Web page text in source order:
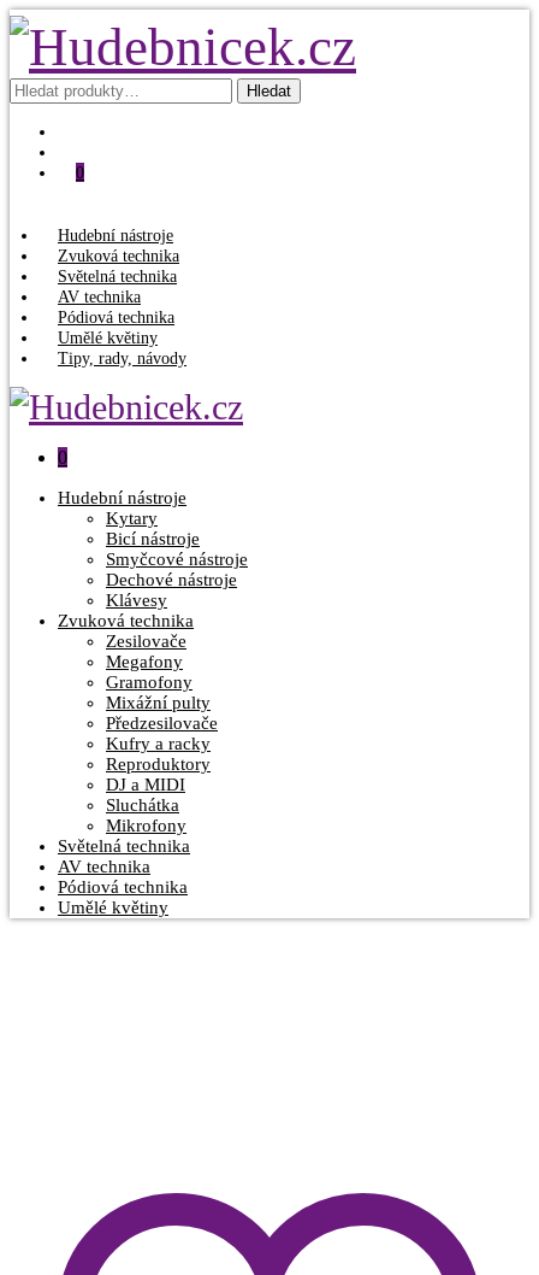
Hledat: Hledat
0
Hudební nástroje
Zvuková technika
Světelná technika
AV technika
Pódiová technika
Umělé květiny
Tipy, rady, návody
0
Hudební nástroje
Kytary
Bicí nástroje
Smyčcové nástroje
Dechové nástroje
Klávesy
Zvuková technika
Zesilovače
Megafony
Gramofony
Mixážní pulty
Předzesilovače
Kufry a racky
Reproduktory
DJ a MIDI
Sluchátka
Mikrofony
Světelná technika
AV technika
Pódiová technika
Umělé květiny